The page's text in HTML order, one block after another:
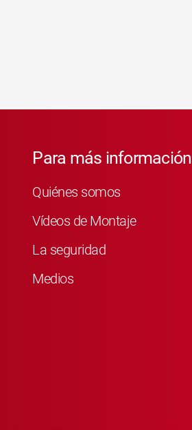
Para más información
Quiénes somos
Vídeos de Montaje
La seguridad
Medios